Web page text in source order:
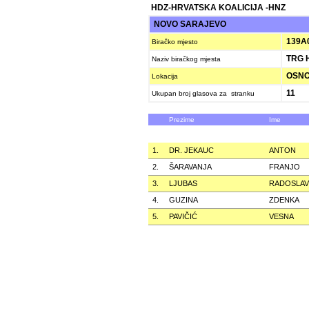
HDZ-HRVATSKA KOALICIJA -HNZ
NOVO SARAJEVO
Biračko mjesto
Naziv biračkog mjesta TRG
Lokacija
Ukupan broj glasova za stranku 11
Prezime Ime
1. DR. JEKAUC
ANTON
2.
ŠARAVANJA
FRANJO
3.
LJUBAS
RADOSLAV
4.
GUZINA
ZDENKA
5.
PAVIČIĆ VESNA